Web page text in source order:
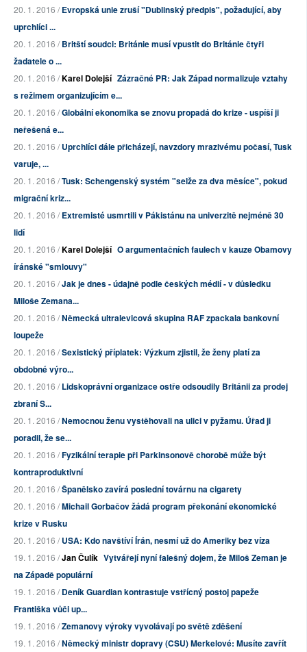
20. 1. 2016 /Evropská unie zruší "Dublinský předpis", požadující, aby
uprchlíci ...
20. 1. 2016 /Britští soudci: Británie musí vpustit do Británie čtyři
žadatele o ...
20. 1. 2016 /Karel Dolejší Zázračné PR: Jak Západ normalizuje vztahy
s režimem organizujícím e...
20. 1. 2016 /Globální ekonomika se znovu propadá do krize - uspíší ji
neřešená e...
20. 1. 2016 /Uprchlíci dále přicházejí, navzdory mrazivému počasí, Tusk
varuje, ...
20. 1. 2016 /Tusk: Schengenský systém "selže za dva měsíce", pokud
migrační kriz...
20. 1. 2016 /Extremisté usmrtili v Pákistánu na univerzitě nejméně 30
lidí
20. 1. 2016 /Karel Dolejší O argumentačních faulech v kauze Obamovy
íránské "smlouvy"
20. 1. 2016 /Jak je dnes - údajně podle českých médií - v důsledku
Miloše Zemana...
20. 1. 2016 /Německá ultralevicová skupina RAF zpackala bankovní
loupeže
20. 1. 2016 /Sexistický příplatek: Výzkum zjistil, že ženy platí za
obdobné výro...
20. 1. 2016 /Lidskoprávní organizace ostře odsoudily Británii za prodej
zbraní S...
20. 1. 2016 /Nemocnou ženu vystěhovali na ulici v pyžamu. Úřad ji
poradil, že se...
20. 1. 2016 /Fyzikální terapie při Parkinsonově chorobě může být
kontraproduktivní
20. 1. 2016 /Španělsko zavírá poslední továrnu na cigarety
20. 1. 2016 /Michail Gorbačov žádá program překonání ekonomické
krize v Rusku
20. 1. 2016 /USA: Kdo navštíví Írán, nesmí už do Ameriky bez víza
19. 1. 2016 /Jan Čulík Vytvářejí nyní falešný dojem, že Miloš Zeman je
na Západě populární
19. 1. 2016 /Deník Guardian kontrastuje vstřícný postoj papeže
Františka vůči up...
19. 1. 2016 /Zemanovy výroky vyvolávají po světě zděšení
19. 1. 2016 /Německý ministr dopravy (CSU) Merkelové: Musíte zavřít